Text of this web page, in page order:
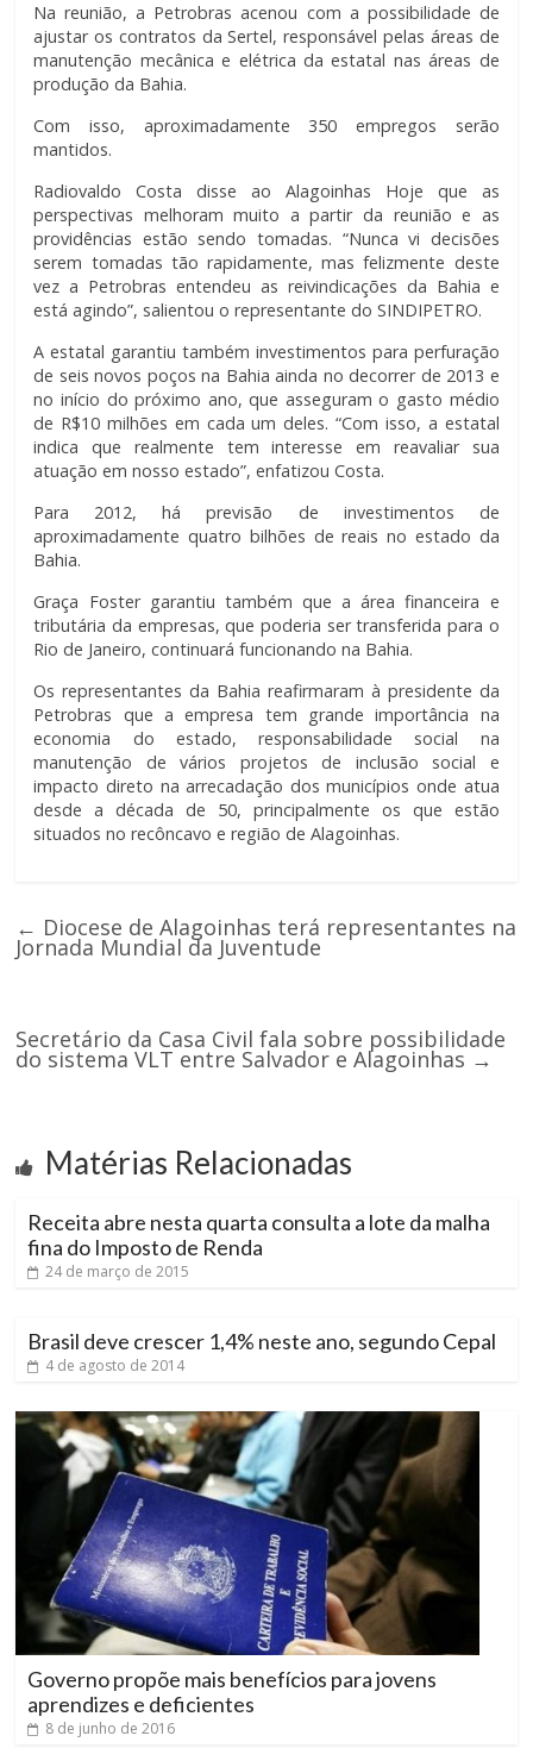
Na reunião, a Petrobras acenou com a possibilidade de
ajustar os contratos da Sertel, responsável pelas áreas de
manutenção mecânica e elétrica da estatal nas áreas de
produção da Bahia.
Com isso, aproximadamente 350 empregos serão
mantidos.
Radiovaldo Costa disse ao Alagoinhas Hoje que as
perspectivas melhoram muito a partir da reunião e as
providências estão sendo tomadas. “Nunca vi decisões
serem tomadas tão rapidamente, mas felizmente deste
vez a Petrobras entendeu as reivindicações da Bahia e
está agindo”, salientou o representante do SINDIPETRO.
A estatal garantiu também investimentos para perfuração
de seis novos poços na Bahia ainda no decorrer de 2013 e
no início do próximo ano, que asseguram o gasto médio
de R$10 milhões em cada um deles. “Com isso, a estatal
indica que realmente tem interesse em reavaliar sua
atuação em nosso estado”, enfatizou Costa.
Para 2012, há previsão de investimentos de
aproximadamente quatro bilhões de reais no estado da
Bahia.
Graça Foster garantiu também que a área financeira e
tributária da empresas, que poderia ser transferida para o
Rio de Janeiro, continuará funcionando na Bahia.
Os representantes da Bahia reafirmaram à presidente da
Petrobras que a empresa tem grande importância na
economia do estado, responsabilidade social na
manutenção de vários projetos de inclusão social e
impacto direto na arrecadação dos municípios onde atua
desde a década de 50, principalmente os que estão
situados no recôncavo e região de Alagoinhas.
← Diocese de Alagoinhas terá representantes na
Jornada Mundial da Juventude
Secretário da Casa Civil fala sobre possibilidade
do sistema VLT entre Salvador e Alagoinhas →
Matérias Relacionadas
Receita abre nesta quarta consulta a lote da malha
fina do Imposto de Renda
24 de março de 2015
Brasil deve crescer 1,4% neste ano, segundo Cepal
4 de agosto de 2014
Governo propõe mais benefícios para jovens
aprendizes e deficientes
8 de junho de 2016